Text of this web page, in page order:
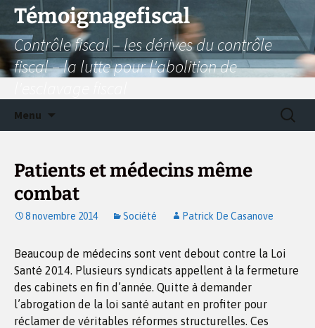
Aller
contenu
Témoignagefiscal
Contrôle fiscal – les dérives du contrôle
fiscal – la lutte pour l'abolition de
Menu
Patients et médecins même
combat
8 novembre 2014 Société Patrick De Casanove
Beaucoup de médecins sont vent debout contre la Loi
Santé 2014. Plusieurs syndicats appellent à la fermeture
des cabinets en fin d’année. Quitte à demander
l’abrogation de la loi santé autant en profiter pour
réclamer de véritables réformes structurelles. Ces